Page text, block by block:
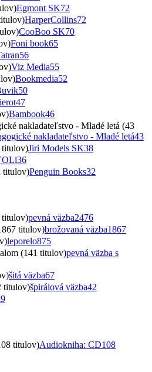
Egmont SK72
HarperCollins72
CooBoo SK70
Foni book65
56
Viz Media55
Bookmedia52
50
47
Bambook46
nakladateľstvo - Mladé letá (43
nakladateľstvo - Mladé letá43
titulov)Jiri Models SK38
36
titulov)Penguin Books32
titulov)pevná väzba2476
titulov)brožovaná väzba1867
leporelo875
(141 titulov)pevná väzba s
šitá väzba67
titulov)špirálová väzba42
9
titulov)Audiokniha: CD108